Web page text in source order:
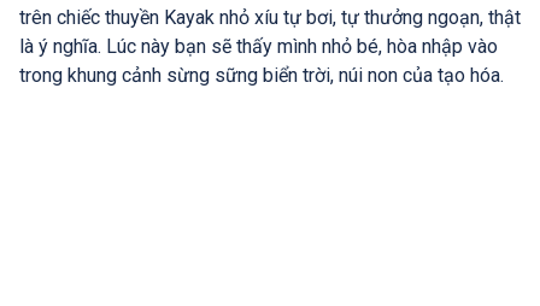
trên chiếc thuyền Kayak nhỏ xíu tự bơi, tự thưởng ngoạn, thật
là ý nghĩa. Lúc này bạn sẽ thấy mình nhỏ bé, hòa nhập vào
trong khung cảnh sừng sững biển trời, núi non của tạo hóa.